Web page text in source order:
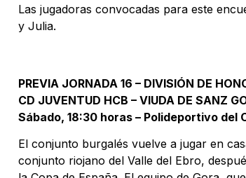
Las jugadoras convocadas para este
y Julia.
PREVIA JORNADA 16 – DIVISIÓN DE
CD JUVENTUD HCB – VIUDA DE SANZ
Sábado, 18:30 horas – Polideportivo del
El conjunto burgalés vuelve a jugar en
conjunto riojano del Valle del Ebro,